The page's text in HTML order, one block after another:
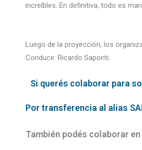
increíbles. En definitiva, todo es
Luego de la proyección, los
Conduce: Ricardo Saporiti.
Si querés colaborar para
Por transferencia al alias
También podés colaborar en